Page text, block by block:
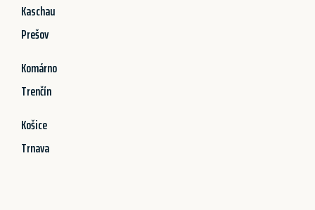
Kaschau
Prešov
Komárno
Trenčín
Košice
Trnava